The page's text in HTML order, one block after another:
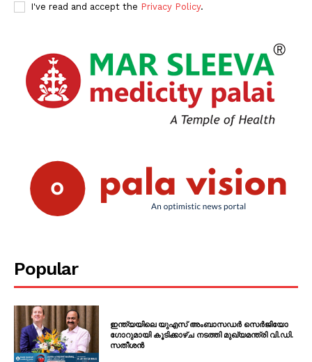
I've read and accept the Privacy Policy.
Popular
ഇന്ത്യയിലെ യുഎസ് അംബാസഡർ സെർജിയോ
ഗോറുമായി കൂടിക്കാഴ്ച നടത്തി മുഖ്യമന്ത്രി വി.ഡി.
സതീശൻ